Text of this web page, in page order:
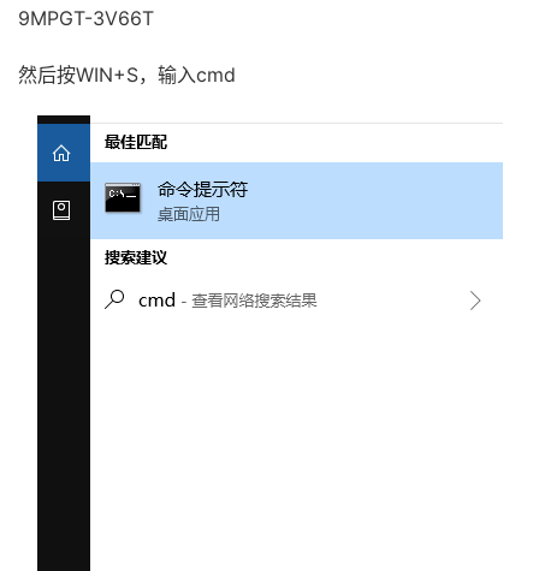
9MPGT-3V66T
然后按WIN+S，输入cmd